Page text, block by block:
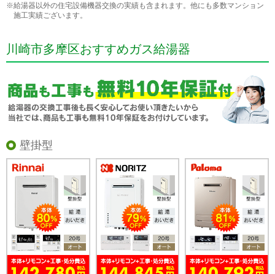
※給湯器以外の住宅設備機器交換の実績も含まれます。他にも多数マンション
施工実績ございます。
川崎市多摩区おすすめガス給湯器
壁掛型